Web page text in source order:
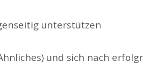
unterstützen
und sich nach